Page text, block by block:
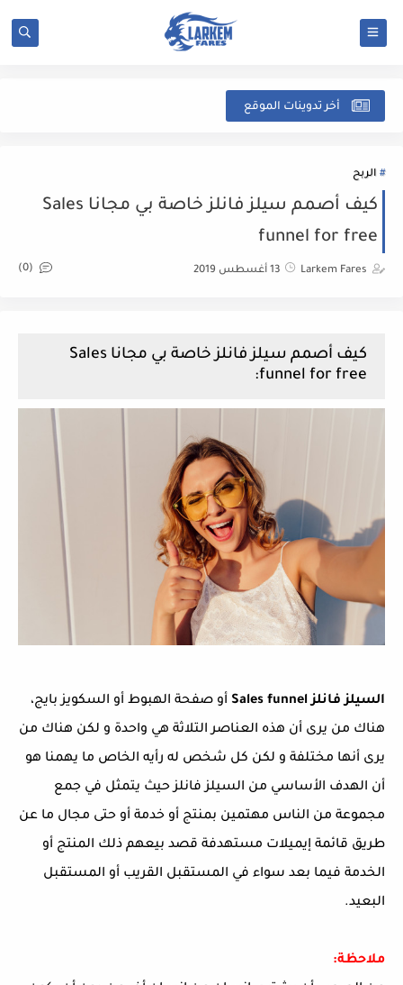
أخر تدوينات الموقع
الربح
كيف أصمم سيلز فانلز خاصة بي مجانا Sales
funnel for free
Larkem Fares 13 أغسطس 2019 (0)
كيف أصمم سيلز فانلز خاصة بي مجانا Sales
funnel for free:
السيلز فانلز Sales funnel
أو صفحة الهبوط أو السكويز بايج،
هناك من يرى أن هذه العناصر التلاثة هي واحدة و لكن هناك من
يرى أنها مختلفة و لكن كل شخص له رأيه الخاص ما يهمنا هو
أن الهدف الأساسي من السيلز فانلز حيث يتمثل في جمع
مجموعة من الناس مهتمين بمنتج أو خدمة أو حتى مجال ما عن
طريق قائمة إيميلات مستهدفة قصد بيعهم ذلك المنتج أو
الخدمة فيما بعد سواء في المستقبل القريب أو المستقبل
البعيد.
ملاحظة: